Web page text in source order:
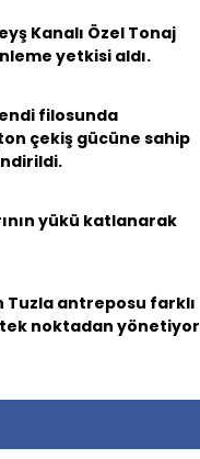
Kanalı Özel Tonaj
yetkisi aldı.
filosunda
çekiş gücüne sahip
yükü katlanarak
Tuzla antreposu farklı
tek noktadan yönetiyor